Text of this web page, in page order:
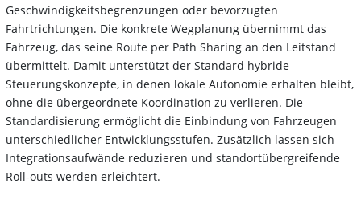
Geschwindigkeitsbegrenzungen oder bevorzugten
Fahrtrichtungen. Die konkrete Wegplanung übernimmt das
Fahrzeug, das seine Route per Path Sharing an den Leitstand
übermittelt. Damit unterstützt der Standard hybride
Steuerungskonzepte, in denen lokale Autonomie erhalten bleibt,
ohne die übergeordnete Koordination zu verlieren. Die
Standardisierung ermöglicht die Einbindung von Fahrzeugen
unterschiedlicher Entwicklungsstufen. Zusätzlich lassen sich
Integrationsaufwände reduzieren und standortübergreifende
Roll-outs werden erleichtert.